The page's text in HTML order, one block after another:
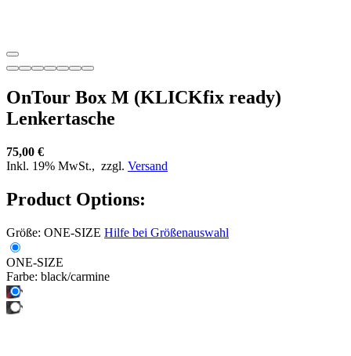
OnTour Box M (KLICKfix ready)
Lenkertasche
75,00 €
Inkl. 19% MwSt., zzgl. Versand
Product Options:
Größe: ONE-SIZE Hilfe bei Größenauswahl
ONE-SIZE
Farbe: black/carmine